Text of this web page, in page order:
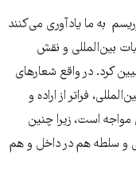
به ما یادآوری می‌کنند
بین‌المللی و نقش
کرد. در واقع شعارهای
فراتر از اراده و
است، زیرا چنین
و سلطه هم در داخل و هم